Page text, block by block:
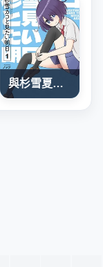
與杉雪夏子的明天